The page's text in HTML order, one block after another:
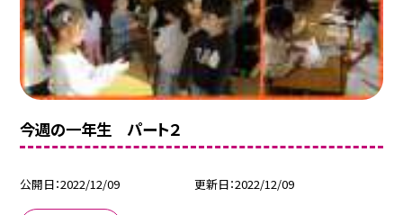
今週の一年生 パート２
公開日 2022/12/09 更新日 2022/12/09